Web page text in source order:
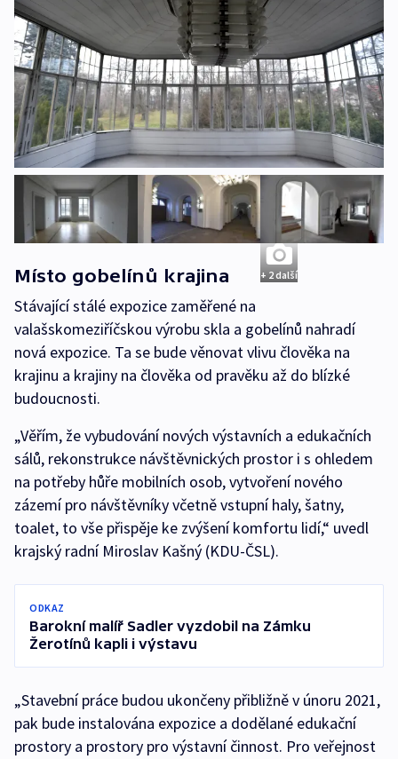
+ 2 další
Místo gobelínů krajina
Stávající stálé expozice zaměřené na
valašskomeziříčskou výrobu skla a gobelínů nahradí
nová expozice. Ta se bude věnovat vlivu člověka na
krajinu a krajiny na člověka od pravěku až do blízké
budoucnosti.
„Věřím, že vybudování nových výstavních a edukačních
sálů, rekonstrukce návštěvnických prostor i s ohledem
na potřeby hůře mobilních osob, vytvoření nového
zázemí pro návštěvníky včetně vstupní haly, šatny,
toalet, to vše přispěje ke zvýšení komfortu lidí,“ uvedl
krajský radní Miroslav Kašný (KDU-ČSL).
ODKAZ
Barokní malíř Sadler vyzdobil na Zámku
Žerotínů kapli i výstavu
„Stavební práce budou ukončeny přibližně v únoru 2021,
pak bude instalována expozice a dodělané edukační
prostory a prostory pro výstavní činnost. Pro veřejnost